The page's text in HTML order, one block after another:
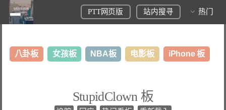
PTT网页版 站内搜寻 热门
八卦板 女孩板 NBA板 电影板 iPhone 板
StupidClown 板